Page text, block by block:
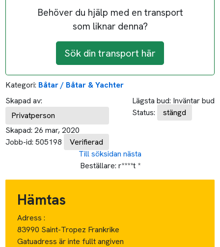
Behöver du hjälp med en transport
som liknar denna?
Sök din transport här
Kategori: Båtar / Båtar & Yachter
Skapad av:
Privatperson
Skapad: 26 mar, 2020
Jobb-id: 505198 Verifierad
Lägsta bud: Inväntar bud
Status:
stängd
Till söksidan nästa
Beställare: r****t *
Hämtas
Adress :
83990 Saint-Tropez Frankrike
Gatuadress är inte fullt angiven